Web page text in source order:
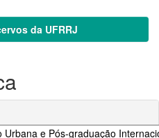
da UFRRJ